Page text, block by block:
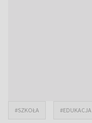
#SZKOŁA #EDUKACJA